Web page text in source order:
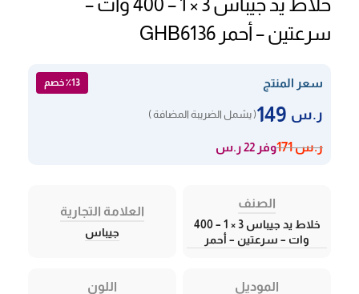
خلاط يد جيباس 3 × 1 – 400 وات –
سرعتين – أحمر GHB6136
سعر المنتج ٪13 خصم
ر.س ( يشمل الضريبة المضافة )
ر.س171 وفر 22 ر.س
الصنف
خلاط يد جيباس 3 × 1 – 400
وات – سرعتين – أحمر
العلامة التجارية
جيباس
الموديل اللون